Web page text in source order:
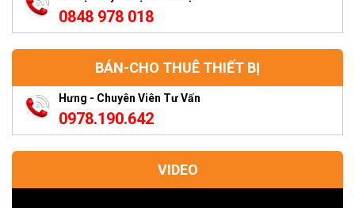
0848 978 018
BÁN-CHO THUÊ THIẾT BỊ
Hưng - Chuyên Viên Tư Vấn
0978.190.642
VIDEO